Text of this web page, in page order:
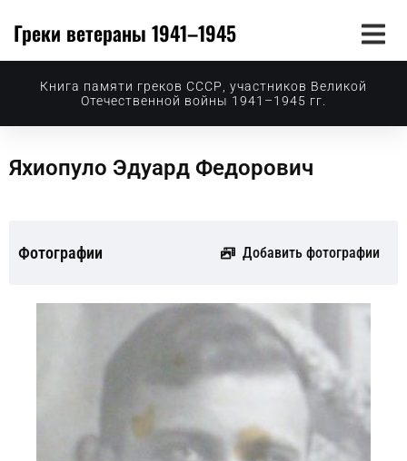
Греки ветераны 1941–1945
Книга памяти греков СССР, участников Великой
Отечественной войны 1941–1945 гг.
Яхиопуло Эдуард Федорович
Фотографии Добавить фотографии